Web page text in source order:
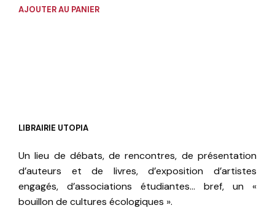
AJOUTER AU PANIER
LIBRAIRIE UTOPIA
Un lieu de débats, de rencontres, de présentation
d’auteurs et de livres, d’exposition d’artistes
engagés, d’associations étudiantes… bref, un «
bouillon de cultures écologiques ».